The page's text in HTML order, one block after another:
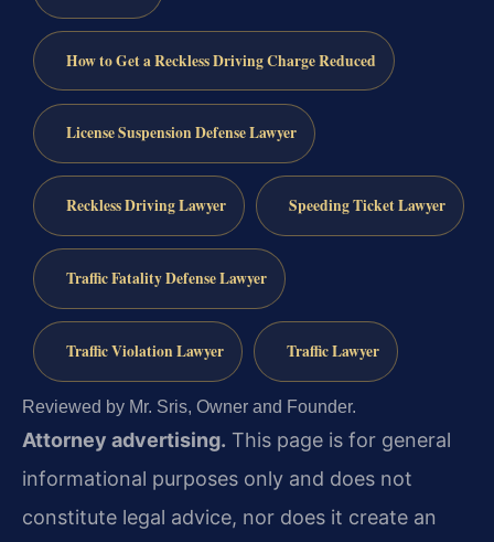
How to Get a Reckless Driving Charge Reduced
License Suspension Defense Lawyer
Reckless Driving Lawyer Speeding Ticket Lawyer
Traffic Fatality Defense Lawyer
Traffic Violation Lawyer Traffic Lawyer
Reviewed by Mr. Sris, Owner and Founder.
Attorney advertising. This page is for general
informational purposes only and does not
constitute legal advice, nor does it create an